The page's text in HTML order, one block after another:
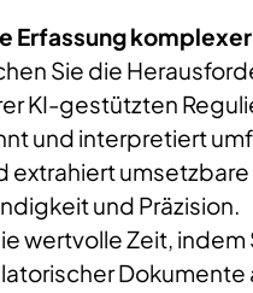
Erfassung
Sie die
KI-gestützten
und interpretiert
extrahiert
und Präzision.
wertvolle Zeit,